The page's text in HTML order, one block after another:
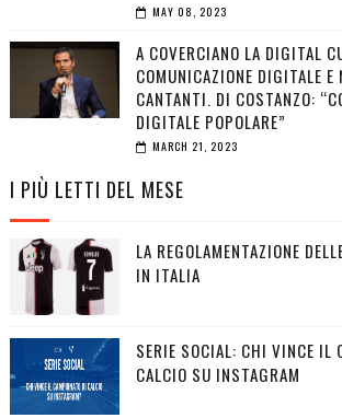
MAY 08, 2023
A COVERCIANO LA DIGITAL
COMUNICAZIONE DIGITALE E
CANTANTI. DI COSTANZO:
DIGITALE POPOLARE”
MARCH 21, 2023
I PIÙ LETTI DEL MESE
LA REGOLAMENTAZIONE
IN ITALIA
SERIE SOCIAL: CHI VINCE IL
CALCIO SU INSTAGRAM